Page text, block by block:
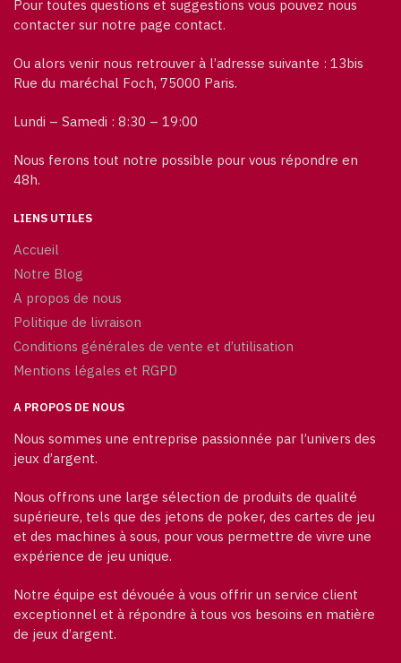
Pour toutes questions et suggestions vous pouvez nous
contacter sur notre page contact.
Ou alors venir nous retrouver à l’adresse suivante : 13bis
Rue du maréchal Foch, 75000 Paris.
Lundi – Samedi : 8:30 – 19:00
Nous ferons tout notre possible pour vous répondre en
48h.
LIENS UTILES
Accueil
Notre Blog
A propos de nous
Politique de livraison
Conditions générales de vente et d’utilisation
Mentions légales et RGPD
A PROPOS DE NOUS
Nous sommes une entreprise passionnée par l’univers des
jeux d’argent.
Nous offrons une large sélection de produits de qualité
supérieure, tels que des jetons de poker, des cartes de jeu
et des machines à sous, pour vous permettre de vivre une
expérience de jeu unique.
Notre équipe est dévouée à vous offrir un service client
exceptionnel et à répondre à tous vos besoins en matière
de jeux d’argent.